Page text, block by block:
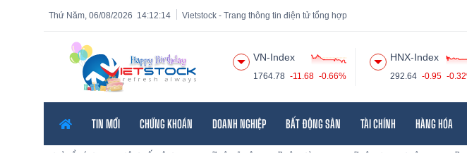
14:12:15
Thứ Năm, 06/08/2026 Vietstock - Trang thông tin điện tử tổng hợp
VN-Index
1764.78 -11.68 -0.66%
HNX-Index
292.64 -0.95 -
TIN MỚI CHỨNG KHOÁN DOANH NGHIỆP BẤT ĐỘNG SẢN TÀI CHÍNH HÀNG HÓA
Tính năng
năng